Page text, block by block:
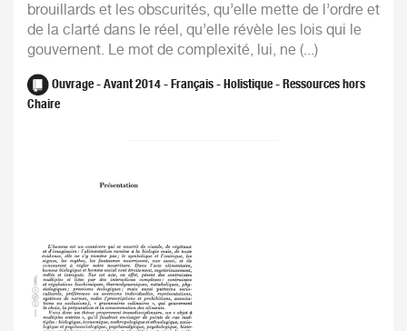
brouillards et les obscurités, qu’elle mette de l’ordre et
de la clarté dans le réel, qu’elle révèle les lois qui le
gouvernent. Le mot de complexité, lui, ne (...)
Ouvrage - Avant 2014 - Français - Holistique - Ressources hors
Chaire